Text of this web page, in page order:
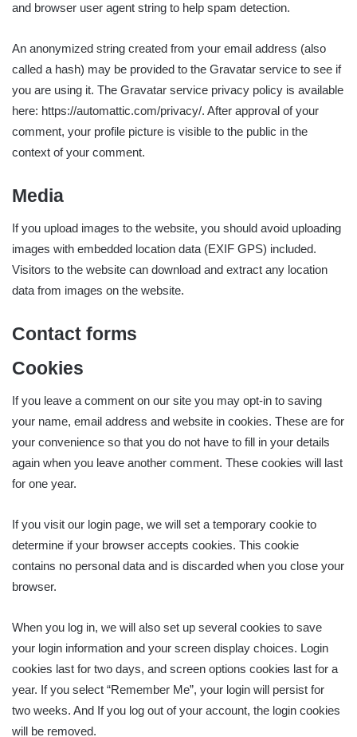
and browser user agent string to help spam detection.
An anonymized string created from your email address (also
called a hash) may be provided to the Gravatar service to see if
you are using it. The Gravatar service privacy policy is available
here: https://automattic.com/privacy/. After approval of your
comment, your profile picture is visible to the public in the
context of your comment.
Media
If you upload images to the website, you should avoid uploading
images with embedded location data (EXIF GPS) included.
Visitors to the website can download and extract any location
data from images on the website.
Contact forms
Cookies
If you leave a comment on our site you may opt-in to saving
your name, email address and website in cookies. These are for
your convenience so that you do not have to fill in your details
again when you leave another comment. These cookies will last
for one year.
If you visit our login page, we will set a temporary cookie to
determine if your browser accepts cookies. This cookie
contains no personal data and is discarded when you close your
browser.
When you log in, we will also set up several cookies to save
your login information and your screen display choices. Login
cookies last for two days, and screen options cookies last for a
year. If you select “Remember Me”, your login will persist for
two weeks. And If you log out of your account, the login cookies
will be removed.